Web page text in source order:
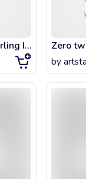
Zero Two Yukata Darling In The Franxx
by